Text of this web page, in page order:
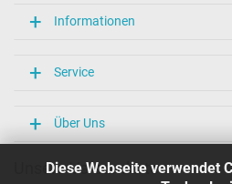
Diese Webseite verwendet
Informationen
Service
Über Uns
Unsere Versandarten